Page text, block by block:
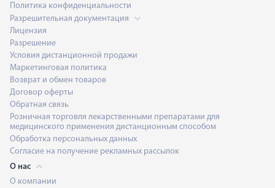
Политика конфиденциальности
Разрешительная документация
Лицензия
Разрешение
Условия дистанционной продажи
Маркетинговая политика
Возврат и обмен товаров
Договор оферты
Обратная связь
Розничная торговля лекарственными препаратами для
медицинского применения дистанционным способом
Обработка персональных данных
Согласие на получение рекламных рассылок
О нас
О компании